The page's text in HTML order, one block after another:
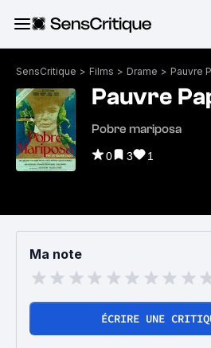
SensCritique > Films > Drame > Pauvre
Pauvre
Pobre mariposa
0 3 1
Ma note
ÉCRIRE UNE